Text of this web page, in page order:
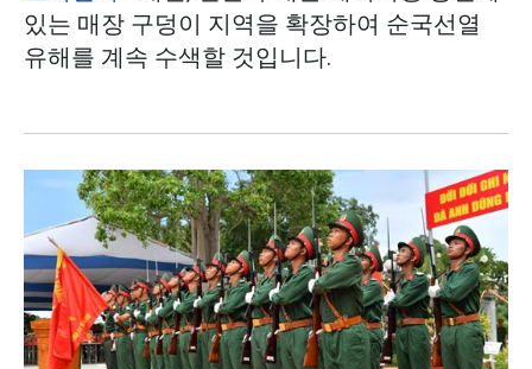
있는 매장 구덩이 지역을 확장하여 순국선열
유해를 계속 수색할 것입니다.